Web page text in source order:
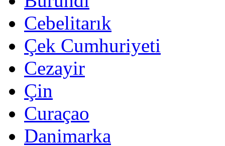
Cebelitarık
Çek Cumhuriyeti
Cezayir
Çin
Curaçao
Danimarka